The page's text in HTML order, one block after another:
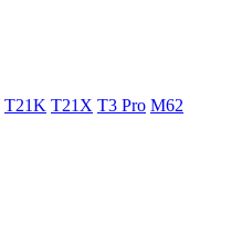
T21K T21X T3 Pro M62